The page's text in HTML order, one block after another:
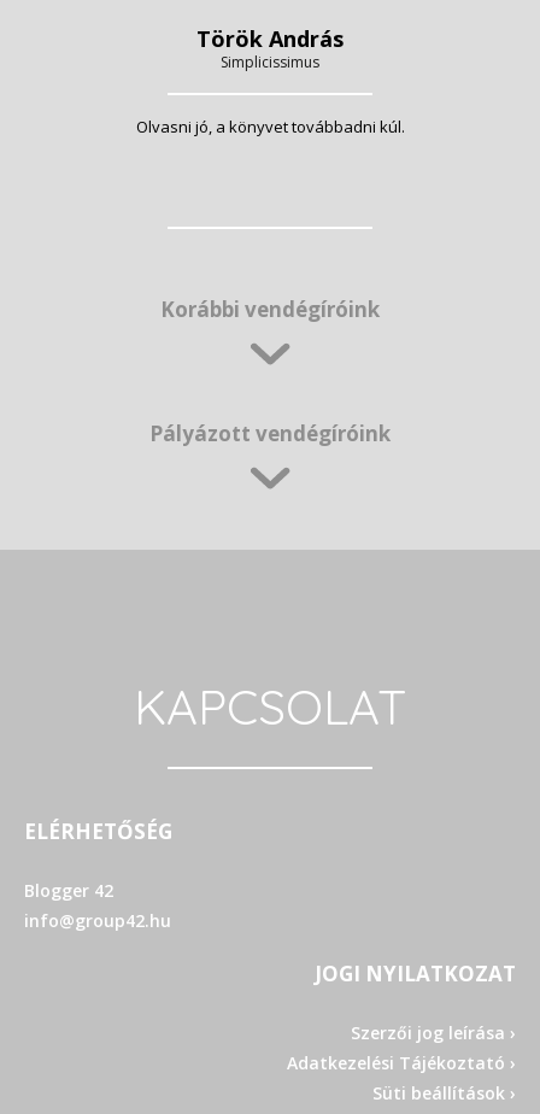
Török András
Simplicissimus
Olvasni jó, a könyvet továbbadni kúl.
Korábbi vendégíróink
Pályázott vendégíróink
KAPCSOLAT
ELÉRHETŐSÉG
Blogger 42
info@group42.hu
JOGI NYILATKOZAT
Szerzői jog leírása ›
Adatkezelési Tájékoztató ›
Süti beállítások ›